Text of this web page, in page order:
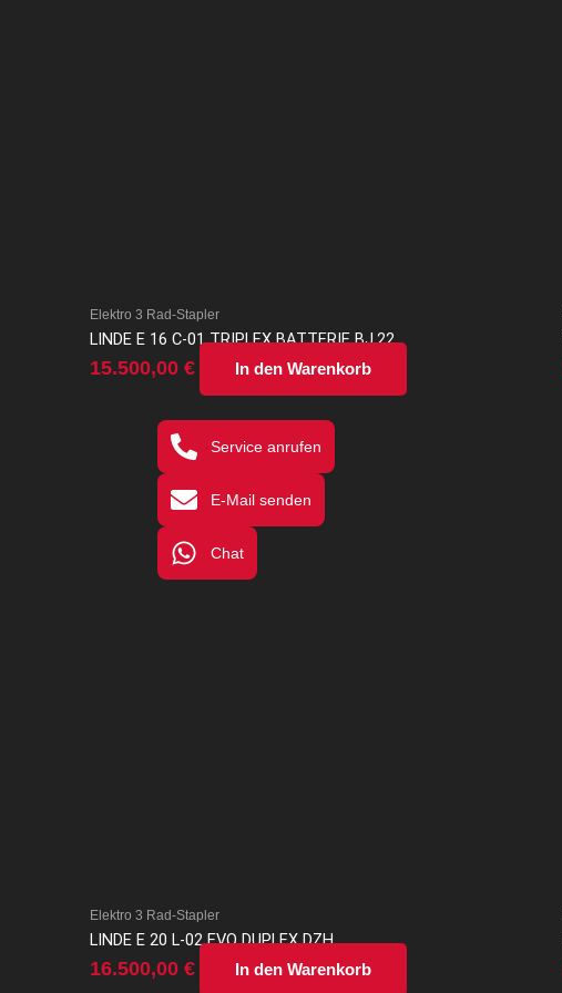
Elektro 3 Rad-Stapler
LINDE E 16 C-01 TRIPLEX BATTERIE BJ.22
15.500,00€ In den Warenkorb
Elektro 3 Rad-Stapler
LINDE E 20 L-02 EVO DUPLEX DZH
16.500,00€ In den Warenkorb
Service anrufen
E-Mail senden
Chat